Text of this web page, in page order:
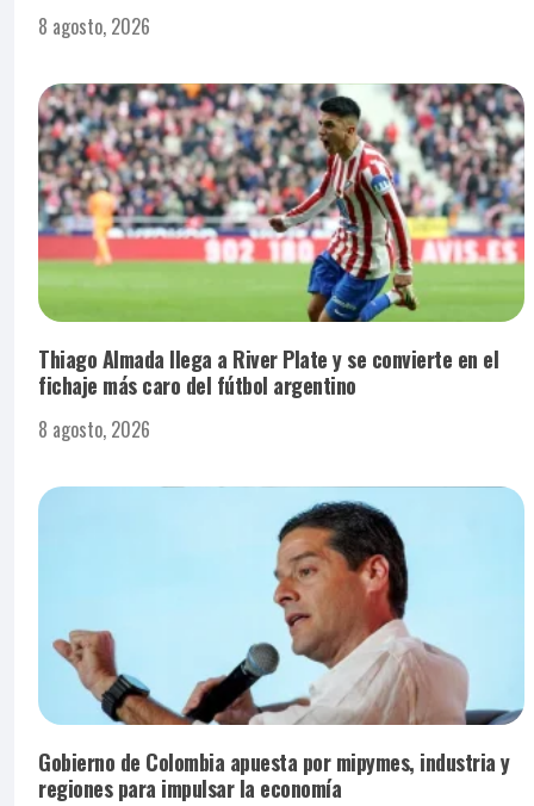
8 agosto, 2026
Thiago Almada llega a River Plate y se convierte en el
fichaje más caro del fútbol argentino
8 agosto, 2026
Gobierno de Colombia apuesta por mipymes, industria y
regiones para impulsar la economía